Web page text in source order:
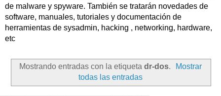
de malware y spyware. También se tratarán novedades de
software, manuales, tutoriales y documentación de
herramientas de sysadmin, hacking , networking, hardware,
etc
Mostrando entradas con la etiqueta dr-dos.
Mostrar
todas las entradas